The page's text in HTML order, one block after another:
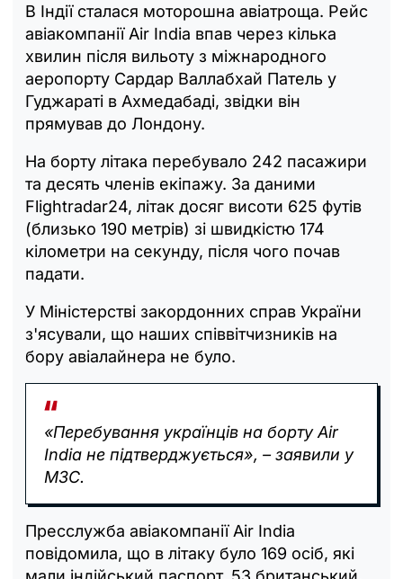
В Індії сталася моторошна авіатроща. Рейс
авіакомпанії Air India впав через кілька
хвилин після вильоту з міжнародного
аеропорту Сардар Валлабхай Патель у
Гуджараті в Ахмедабаді, звідки він
прямував до Лондону.
На борту літака перебувало 242 пасажири
та десять членів екіпажу. За даними
Flightradar24, літак досяг висоти 625 футів
(близько 190 метрів) зі швидкістю 174
кілометри на секунду, після чого почав
падати.
У Міністерстві закордонних справ України
з'ясували, що наших співвітчизників на
бору авіалайнера не було.
«Перебування українців на борту Air
India не підтверджується», – заявили у
МЗС.
Пресслужба авіакомпанії Air India
повідомила, що в літаку було 169 осіб, які